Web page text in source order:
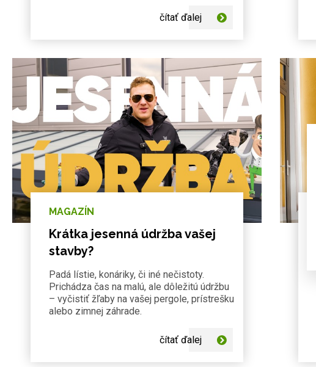
čítať ďalej
MAGAZÍN
Krátka jesenná údržba vašej
stavby?
Padá lístie, konáriky, či iné nečistoty.
Prichádza čas na malú, ale dôležitú údržbu
– vyčistiť žľaby na vašej pergole, prístrešku
alebo zimnej záhrade.
čítať ďalej